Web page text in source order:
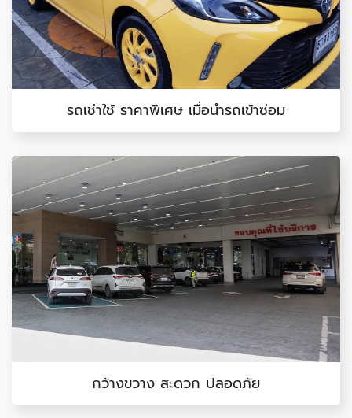
รถเช่าใช้ ราคาพิเศษ เมื่อนำรถเข้าซ่อม
กว้างขวาง สะดวก ปลอดภัย